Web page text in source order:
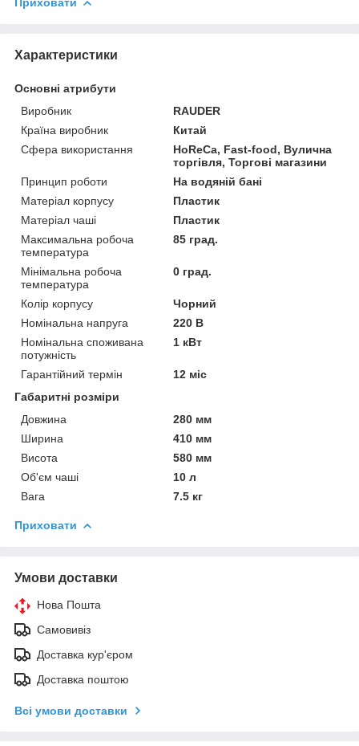
Характеристики
Основні атрибути
Виробник
RAUDER
Країна виробник
Китай
Сфера використання
HoReCa, Fast-food, Вулична
торгівля, Торгові магазини
Принцип роботи
На водяній бані
Матеріал корпусу
Пластик
Матеріал чаші
Пластик
Максимальна робоча
температура
85 град.
Мінімальна робоча
температура
0 град.
Колір корпусу
Чорний
Номінальна напруга
220 В
Номінальна споживана
потужність
1 кВт
Гарантійний термін
12 міс
Габаритні розміри
Довжина
280 мм
Ширина
410 мм
Висота
580 мм
Об'єм чаші
10 л
Вага
7.5 кг
Приховати
Умови доставки
Нова Пошта
Самовивіз
Доставка кур'єром
Доставка поштою
Всі умови доставки